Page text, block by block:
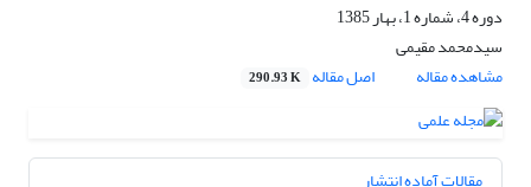
دوره 4، شماره 1، بهار 1385
سید‌محمد مقیمی
مشاهده مقاله
اصل مقاله 290.93 K
مقالات آماده انتشار